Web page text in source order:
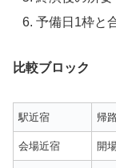
予備日1枠と
比較ブロック
駅近宿 帰
会場近宿 開